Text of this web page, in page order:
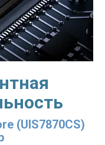
(UIS7870CS)